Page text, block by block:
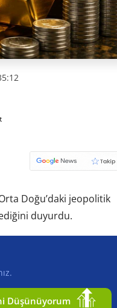
Doğu’daki jeopolitik
duyurdu.
Düşünüyorum